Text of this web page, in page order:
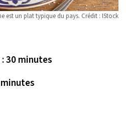
est un plat typique du pays. Crédit : IStock
30 minutes